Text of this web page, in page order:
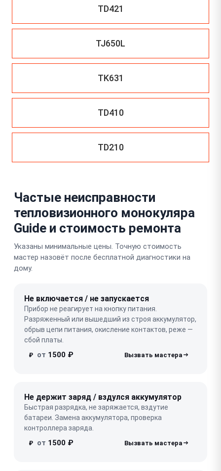
TD421
TJ650L
TK631
TD410
TD210
Частые неисправности
тепловизионного монокуляра
Guide и стоимость ремонта
Указаны минимальные цены. Точную стоимость
мастер назовёт после бесплатной диагностики на
дому.
Не включается / не запускается
Прибор не реагирует на кнопку питания.
Разряженный или вышедший из строя аккумулятор,
обрыв цепи питания, окисление контактов, реже —
сбой платы.
₽ от 1500 ₽
Не держит заряд / вздулся аккумулятор
Быстрая разрядка, не заряжается, вздутие
батареи. Замена аккумулятора, проверка
контроллера заряда.
₽ от 1500 ₽